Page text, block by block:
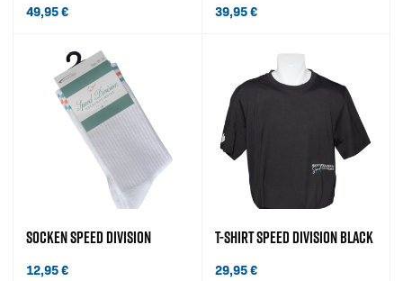
49,95€ 39,95€
SOCKEN SPEED DIVISION
12,95€
T-SHIRT SPEED DIVISION BLACK
29,95€